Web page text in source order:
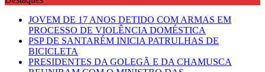
JOVEM DE 17 ANOS DETIDO COM ARMAS EM
PROCESSO DE VIOLÊNCIA DOMÉSTICA
PSP DE SANTARÉM INICIA PATRULHAS DE
BICICLETA
PRESIDENTES DA GOLEGÃ E DA CHAMUSCA